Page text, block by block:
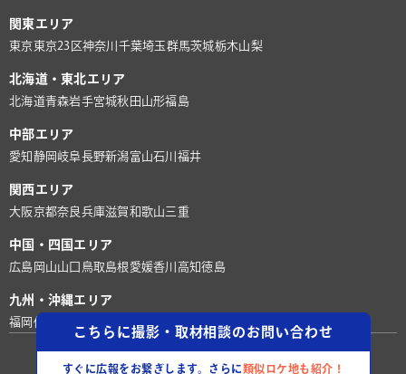
こちらに撮影・取材相談のお問い合わせ
すぐに広報をお繋ぎします。さらに類似ロケ地も紹介！
関東エリア
東京 東京23区神奈川 千葉埼玉群馬茨城栃木山梨
北海道・東北エリア
北海道青森岩手宮城秋田 山形福島
中部エリア
愛知 静岡 岐阜長野新潟富山石川 福井
関西エリア
大阪京都奈良兵庫滋賀和歌山 三重
中国・四国エリア
広島 岡山山口 鳥取島根 愛媛香川 高知徳島
九州・沖縄エリア
福岡 佐賀
©株式会社ロケグー